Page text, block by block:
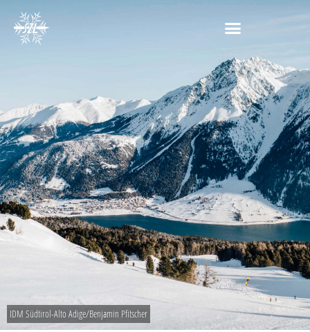
IDM Südtirol-Alto Adige/Benjamin Pfitscher